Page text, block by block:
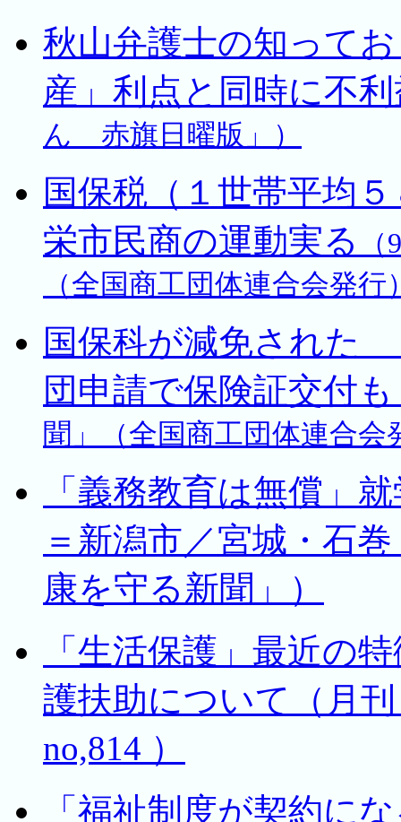
秋山弁護士の知って
産」利点と同時に不
ん 赤旗日曜版」）
国保税（１世帯平均
栄市民商の運動実る
（全国商工団体連合会発行
国保科が減免された
団申請で保険証交付も
聞」（全国商工団体連合会
「義務教育は無償」
＝新潟市／宮城・石
康を守る新聞」）
「生活保護」最近の
護扶助について（月
no,814 ）
「福祉制度が契約に